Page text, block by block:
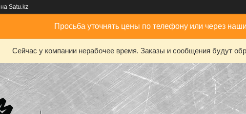
на Satu.kz
Просьба уточнять цены по телефону или через
Сейчас у компании нерабочее время. Заказы и сообщения будут